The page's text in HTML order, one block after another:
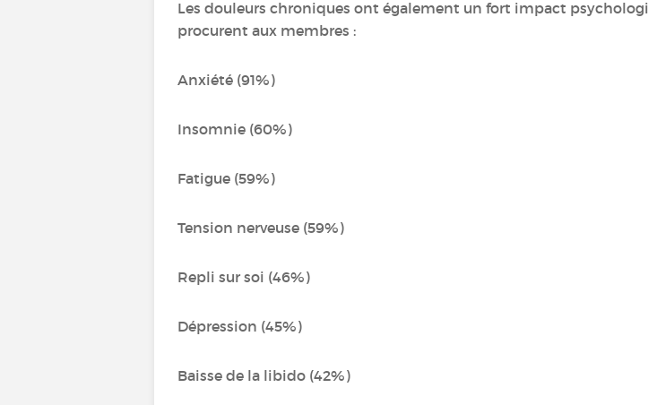
Les douleurs chroniques ont également un fort impact
procurent aux membres :
Anxiété (91%)
Insomnie (60%)
Fatigue (59%)
Tension nerveuse (59%)
Repli sur soi (46%)
Dépression (45%)
Baisse de la libido (42%)